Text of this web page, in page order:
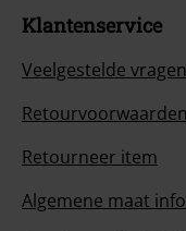
Klantenservice
Veelgestelde vragen
Retourvoorwaarden
Retourneer item
Algemene maat info